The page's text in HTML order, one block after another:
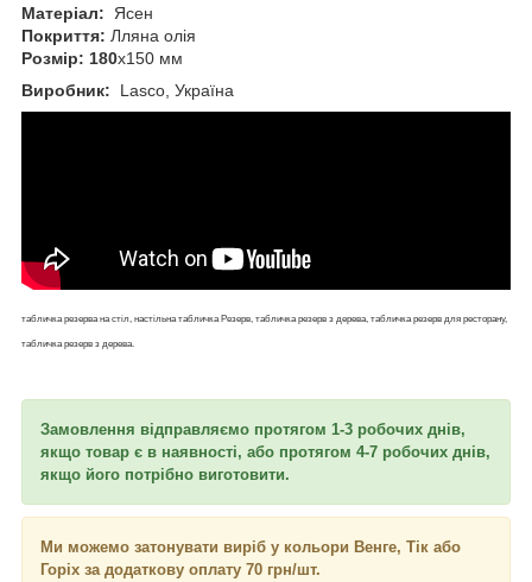
Матеріал: Ясен
Покриття: Лляна олія
Розмір: 180х150 мм
Виробник: Lasco, Україна
табличка резерва на стіл, настільна табличка Резерв, табличка резерв з дерева, табличка резерв для ресторану,
табличка резерв з дерева.
Замовлення відправляємо протягом 1-3 робочих днів,
якщо товар є в наявності, або протягом 4-7 робочих днів,
якщо його потрібно виготовити.
Ми можемо затонувати виріб у кольори Венге, Тік або
Горіх за додаткову оплату 70 грн/шт.